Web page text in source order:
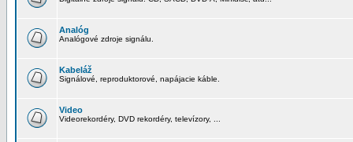
Analóg
Analógové zdroje signálu.
Kabeláž
Signálové, reproduktorové, napájacie káble.
Video
Videorekordéry, DVD rekordéry, televízory, ...